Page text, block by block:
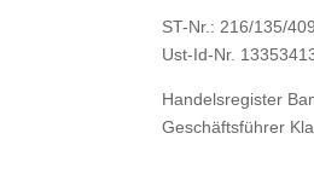
ST-Nr.: 216/135/
Ust-Id-Nr.
Handelsregister
Geschäftsführer